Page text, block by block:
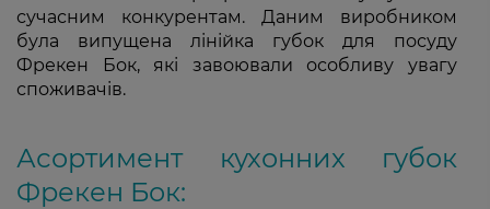
сучасним конкурентам. Даним виробником
була випущена лінійка губок для посуду
Фрекен Бок, які завоювали особливу увагу
споживачів.
Асортимент кухонних губок
Фрекен Бок: